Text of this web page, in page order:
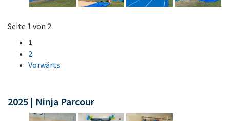
Seite 1 von 2
1
2
Vorwärts
2025 | Ninja Parcour